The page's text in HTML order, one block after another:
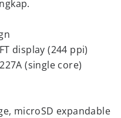
display (244 ppi)
(single core)
microSD expandable